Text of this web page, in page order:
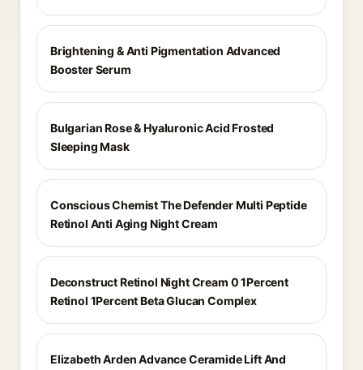
Brightening & Anti Pigmentation Advanced
Booster Serum
Bulgarian Rose & Hyaluronic Acid Frosted
Sleeping Mask
Conscious Chemist The Defender Multi Peptide
Retinol Anti Aging Night Cream
Deconstruct Retinol Night Cream 0 1Percent
Retinol 1Percent Beta Glucan Complex
Elizabeth Arden Advance Ceramide Lift And